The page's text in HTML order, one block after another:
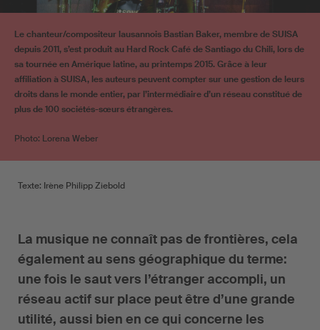
Le chanteur/compositeur lausannois Bastian Baker, membre de SUISA
depuis 2011, s’est produit au Hard Rock Café de Santiago du Chili, lors de
sa tournée en Amérique latine, au printemps 2015. Grâce à leur
affiliation à SUISA, les auteurs peuvent compter sur une gestion de leurs
droits dans le monde entier, par l’intermédiaire d’un réseau constitué de
plus de 100 sociétés-sœurs étrangères.
Photo: Lorena Weber
Texte: Irène Philipp Ziebold
La musique ne connaît pas de frontières, cela
également au sens géographique du terme:
une fois le saut vers l’étranger accompli, un
réseau actif sur place peut être d’une grande
utilité, aussi bien en ce qui concerne les